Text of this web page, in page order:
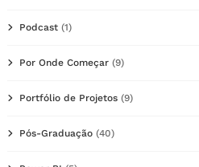
Podcast (1)
Por Onde Começar (9)
Portfólio de Projetos (9)
Pós-Graduação (40)